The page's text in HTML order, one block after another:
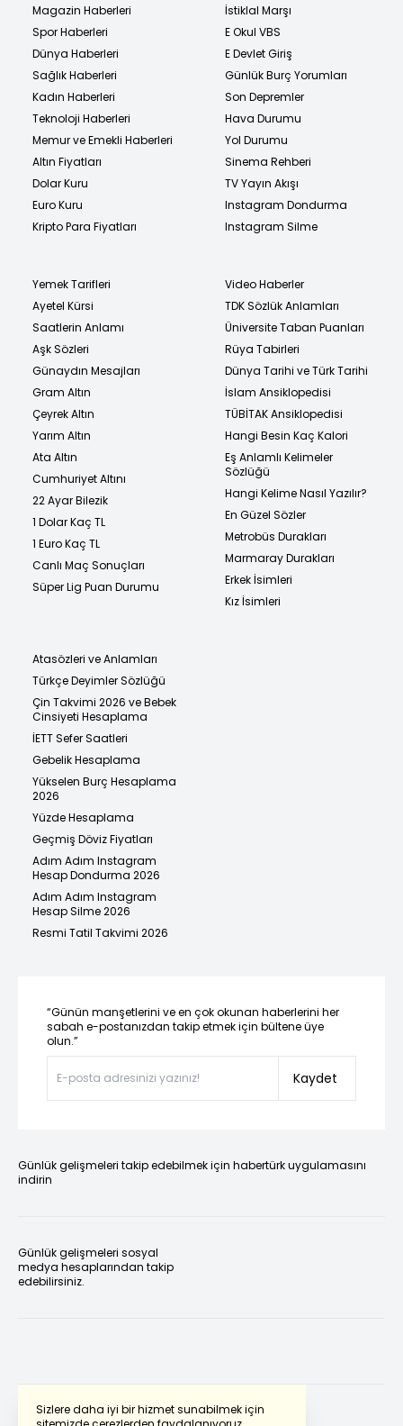
Sizlere daha iyi bir hizmet sunabilmek için
Magazin Haberleri
Spor Haberleri
Dünya Haberleri
Sağlık Haberleri
Kadın Haberleri
Teknoloji Haberleri
Memur ve Emekli Haberleri
Altın Fiyatları
Dolar Kuru
Euro Kuru
Kripto Para Fiyatları
İstiklal Marşı
E Okul VBS
E Devlet Giriş
Günlük Burç Yorumları
Son Depremler
Hava Durumu
Yol Durumu
Sinema Rehberi
TV Yayın Akışı
Instagram Dondurma
Instagram Silme
Yemek Tarifleri
Ayetel Kürsi
Saatlerin Anlamı
Aşk Sözleri
Günaydın Mesajları
Gram Altın
Çeyrek Altın
Yarım Altın
Ata Altın
Cumhuriyet Altını
22 Ayar Bilezik
1 Dolar Kaç TL
1 Euro Kaç TL
Canlı Maç Sonuçları
Süper Lig Puan Durumu
Video Haberler
TDK Sözlük Anlamları
Üniversite Taban Puanları
Rüya Tabirleri
Dünya Tarihi ve Türk Tarihi
İslam Ansiklopedisi
TÜBİTAK Ansiklopedisi
Hangi Besin Kaç Kalori
Eş Anlamlı Kelimeler
Sözlüğü
Hangi Kelime Nasıl Yazılır?
En Güzel Sözler
Metrobüs Durakları
Marmaray Durakları
Erkek İsimleri
Kız İsimleri
Atasözleri ve Anlamları
Türkçe Deyimler Sözlüğü
Çin Takvimi 2026 ve Bebek
Cinsiyeti Hesaplama
İETT Sefer Saatleri
Gebelik Hesaplama
Yükselen Burç Hesaplama
2026
Yüzde Hesaplama
Geçmiş Döviz Fiyatları
Adım Adım Instagram
Hesap Dondurma 2026
Adım Adım Instagram
Hesap Silme 2026
Resmi Tatil Takvimi 2026
“Günün manşetlerini ve en çok okunan haberlerini her
sabah e-postanızdan takip etmek için bültene üye
olun.”
Kaydet
Günlük gelişmeleri takip edebilmek için habertürk uygulamasını
indirin
Günlük gelişmeleri sosyal
medya hesaplarından takip
edebilirsiniz.